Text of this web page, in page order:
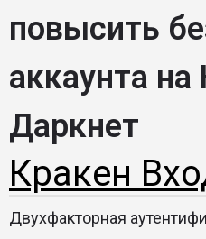
повысить
аккаунта на
Даркнет
Кракен
Двухфакторная